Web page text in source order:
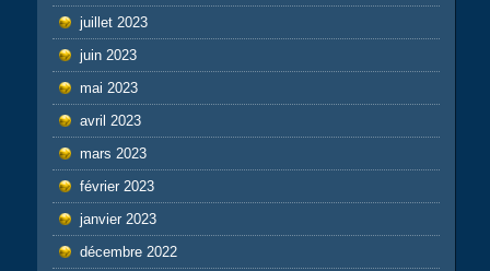
juillet 2023
juin 2023
mai 2023
avril 2023
mars 2023
février 2023
janvier 2023
décembre 2022